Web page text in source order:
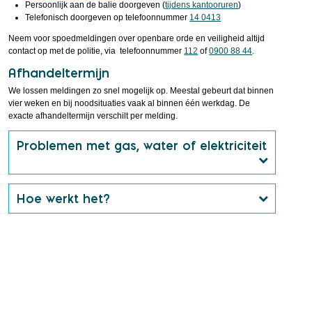
Persoonlijk aan de balie doorgeven (tijdens kantooruren)
Telefonisch doorgeven op telefoonnummer 14 0413
Neem voor spoedmeldingen over openbare orde en veiligheid altijd
contact op met de politie, via telefoonnummer 112 of0900 88 44
Afhandeltermijn
We lossen meldingen zo snel mogelijk op. Meestal gebeurt dat binnen
vier weken en bij noodsituaties vaak al binnen één werkdag. De
exacte afhandeltermijn verschilt per melding.
Problemen met gas, water of elektriciteit
Hoe werkt het?